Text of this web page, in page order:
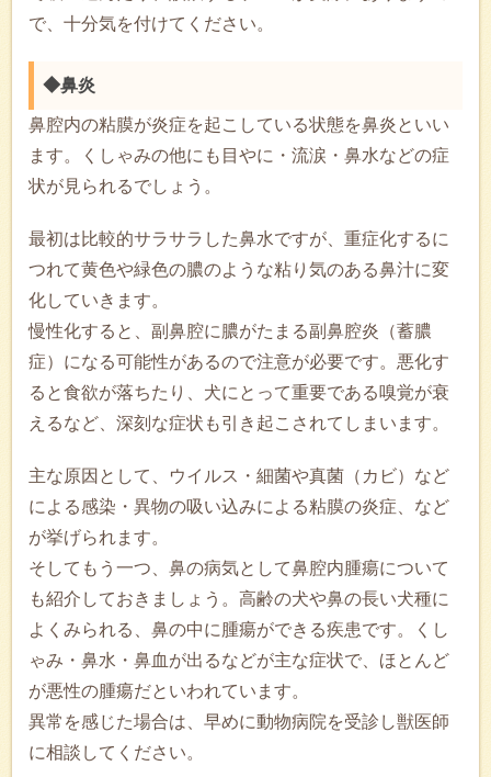
で、十分気を付けてください。
◆鼻炎
鼻腔内の粘膜が炎症を起こしている状態を鼻炎といい
ます。くしゃみの他にも目やに・流涙・鼻水などの症
状が見られるでしょう。
最初は比較的サラサラした鼻水ですが、重症化するに
つれて黄色や緑色の膿のような粘り気のある鼻汁に変
化していきます。
慢性化すると、副鼻腔に膿がたまる副鼻腔炎（蓄膿
症）になる可能性があるので注意が必要です。悪化す
ると食欲が落ちたり、犬にとって重要である嗅覚が衰
えるなど、深刻な症状も引き起こされてしまいます。
主な原因として、ウイルス・細菌や真菌（カビ）など
による感染・異物の吸い込みによる粘膜の炎症、など
が挙げられます。
そしてもう一つ、鼻の病気として鼻腔内腫瘍について
も紹介しておきましょう。高齢の犬や鼻の長い犬種に
よくみられる、鼻の中に腫瘍ができる疾患です。くし
ゃみ・鼻水・鼻血が出るなどが主な症状で、ほとんど
が悪性の腫瘍だといわれています。
異常を感じた場合は、早めに動物病院を受診し獣医師
に相談してください。